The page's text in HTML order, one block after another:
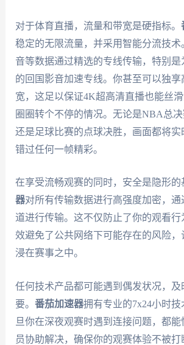
对于体育直播，流量和带宽是硬指标。
稳定的无限流量，并采用智能分流技术
音等数据通过精选的专线传输，特别
的回国影音加速专线。你甚至可以独享
宽，这足以保证4K超高清直播也能丝
圈圈转个不停的情况。无论是NBA总决
还是足球比赛的点球决胜，画面都将实
错过任何一帧精彩。
在享受流畅观赛的同时，安全是隐形的
器对所有传输数据进行高强度加密，通
道进行传输。这不仅防止了你的观看行
效避免了公共网络下可能存在的风险
浸在赛事之中。
任何技术产品都可能遇到偶发状况，及
要。 番茄加速器拥有专业的7x24小时
旦你在深夜观赛时遇到连接问题，都能
员协助解决，确保你的观赛体验不被打